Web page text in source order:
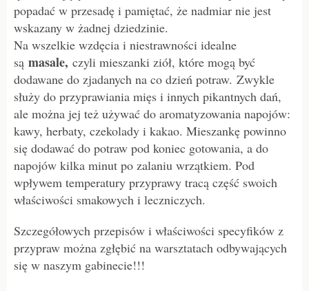
popadać w przesadę i pamiętać, że nadmiar nie jest
wskazany w żadnej dziedzinie.
Na wszelkie wzdęcia i niestrawności idealne
są masale, czyli mieszanki ziół, które mogą być
dodawane do zjadanych na co dzień potraw. Zwykle
służy do przyprawiania mięs i innych pikantnych dań,
ale można jej też używać do aromatyzowania napojów:
kawy, herbaty, czekolady i kakao. Mieszankę powinno
się dodawać do potraw pod koniec gotowania, a do
napojów kilka minut po zalaniu wrzątkiem. Pod
wpływem temperatury przyprawy tracą część swoich
właściwości smakowych i leczniczych.
Szczegółowych przepisów i właściwości specyfików z
przypraw można zgłębić na warsztatach odbywających
się w naszym gabinecie!!!